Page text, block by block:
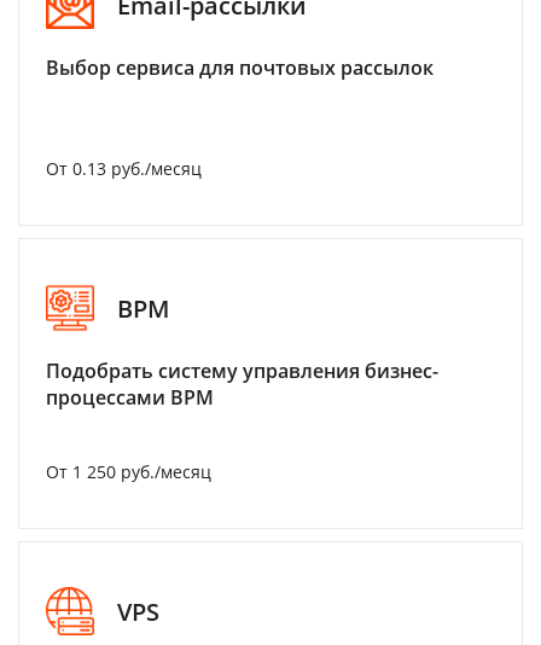
Выбор сервиса для почтовых рассылок
От 0.13 руб./месяц
BPM
Подобрать систему управления бизнес-
процессами BPM
От 1 250 руб./месяц
VPS